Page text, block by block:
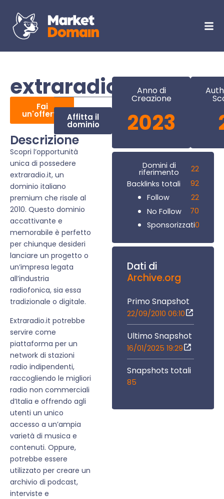
extraradio.it
Fai
un'offerta Affitta il
dominio
Descrizione
Scopri l’opportunità
unica di possedere
extraradio.it, un
dominio italiano
premium che risale al
2010. Questo dominio
accattivante e
memorabile è perfetto
per chiunque desideri
lanciare un progetto o
un’impresa legata
all’industria
radiofonica, sia essa
tradizionale o digitale.
Extraradio.it potrebbe
servire come
piattaforma per un
network di stazioni
radio indipendenti,
raccogliendo le migliori
radio non commerciali
d’Italia e offrendo agli
utenti un unico
accesso a un’ampia
varietà di musica e
contenuti. Oppure,
potrebbe essere
utilizzato per creare un
archivio di podcast,
interviste e
Anno di
Creazione
2023
Domini di
riferimento
22
Backlinks totali
92
Follow
22
No Follow
70
Sponsorizzati0
Dati di
Archive.org
Primo Snapshot
22/09/2010 06:10
Ultimo Snapshot
16/01/2025 19:29
Snapshots totali
85